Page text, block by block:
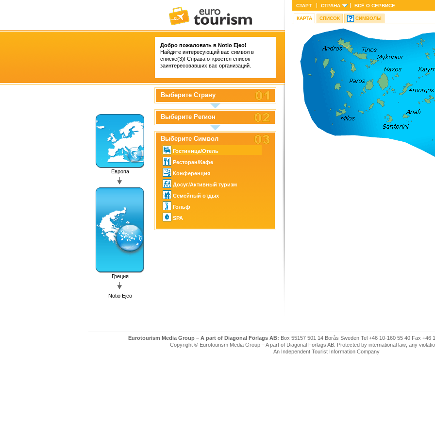
Добро пожаловать в Notio Ejeo!
Найдите интересующий вас символ в
списке(3)! Справа откроется список
заинтересовавших вас организаций.
Европа
Греция
Notio Ejeo
Выберите Страну
Выберите Регион
Выберите Символ
Гостиница/Отель
Ресторан/Кафе
Конференция
Досуг/Активный туризм
Семейный отдых
Гольф
SPA
СТАРТ СТРАНА ВСЁ О СЕРВИСЕ
КАРТА СПИСОК СИМВОЛЫ
Eurotourism Media Group – A part of Diagonal Förlags AB: Box 55157 501 14 Borås Sweden Tel +46 10-160 55 40 Fax +46
Copyright © Eurotourism Media Group – A part of Diagonal Förlags AB. Protected by international law; any
An Independent Tourist Information Company